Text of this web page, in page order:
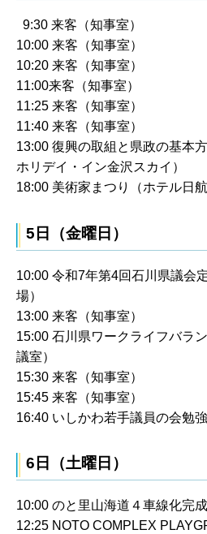
9:30 来客（知事室）
10:00 来客（知事室）
10:20 来客（知事室）
11:00来客（知事室）
11:25 来客（知事室）
11:40 来客（知事室）
13:00 復興の取組と県政の基本
ホリデイ・イン金沢スカイ）
18:00 美術家まつり（ホテル日航
5日（金曜日）
10:00 令和7年第4回石川県議会
場）
13:00 来客（知事室）
15:00 石川県ワークライフバラ
議室）
15:30 来客（知事室）
15:45 来客（知事室）
16:40 いしかわ若手議員の会勉
6日（土曜日）
10:00 のと里山海道４車線化完
12:25 NOTO COMPLEX